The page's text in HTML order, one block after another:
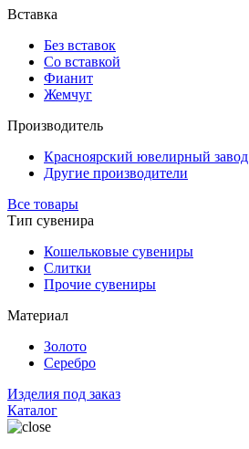
Вставка
Без вставок
Со вставкой
Фианит
Жемчуг
Производитель
Красноярский ювелирный завод
Другие производители
Все товары
Тип сувенира
Кошельковые сувениры
Слитки
Прочие сувениры
Материал
Золото
Серебро
Изделия под заказ
Каталог